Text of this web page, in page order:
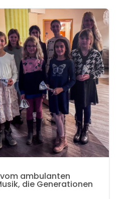
ambulanten
die Generationen